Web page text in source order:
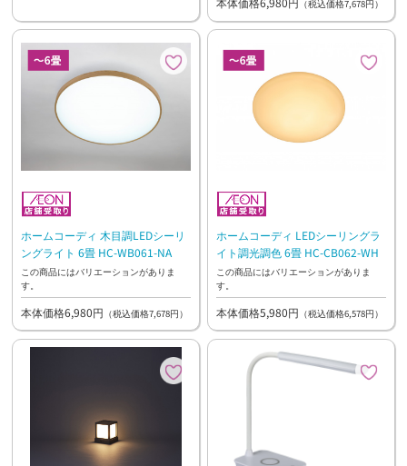
（税込価格7,678円）
ホームコーディ 木目調LEDシーリ
ングライト 6畳 HC-WB061-NA
この商品にはバリエーションがありま
す。
本体価格6,980円 （税込価格7,678円）
ホームコーディ LEDシーリングラ
イト調光調色 6畳 HC-CB062-WH
この商品にはバリエーションがありま
す。
本体価格5,980円 （税込価格6,578円）